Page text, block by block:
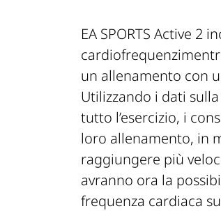
EA SPORTS Active 2
un allenamento con
Utilizzando i dati
tutto l’esercizio, i
loro allenamento, in
raggiungere più
avranno ora la
frequenza cardiaca